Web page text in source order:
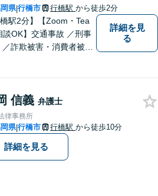
県|行橋市 行橋駅 から徒歩2分
橋駅2分】【Zoom・Tea
談OK】交通事故 ／刑事
詐欺被害・消費者被害
語対応OK！【専用駐車
】
詳細を見
る
信義 弁護士
律事務所
県|行橋市 行橋駅 から徒歩10分
詳細を見る